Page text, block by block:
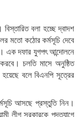
বলা হচ্ছে দ্বাদশ
মতো কঠোর কর্মসূচি দেবে
এক দফার যুগপৎ আন্দোলনে
চলতি মাসে অনুষ্ঠিত
বলে বিএনপি সূত্রের
আসছে প্রস্তুতি নিন।
লীগ সরকারকে পদত্যাগে